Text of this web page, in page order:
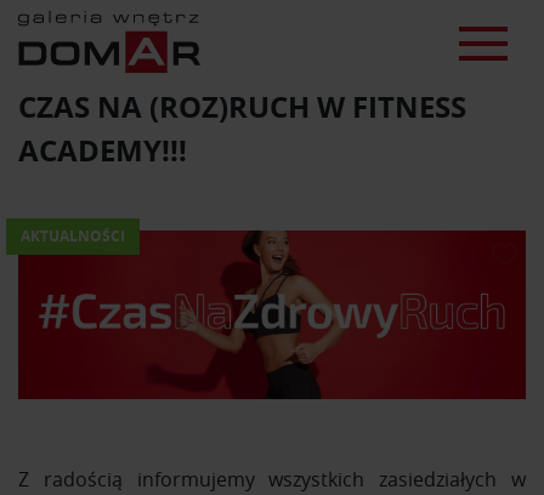
CZAS NA (ROZ)RUCH W FITNESS
ACADEMY!!!
AKTUALNOŚCI
Z radością informujemy wszystkich zasiedziałych w